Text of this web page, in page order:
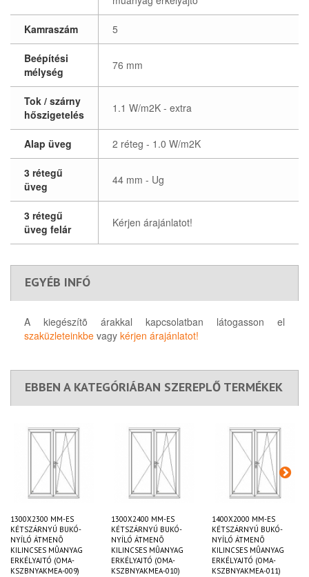
Kamraszám 5
Beépítési
mélység
76 mm
Tok / szárny
hőszigetelés
1.1 W/m2K - extra
Alap üveg 2 réteg - 1.0 W/m2K
3 rétegű
üveg
44 mm - Ug
3 rétegű
üveg felár
Kérjen árajánlatot!
EGYÉB INFÓ
A kiegészítõ árakkal kapcsolatban látogasson el
szaküzleteinkbe vagy kérjen árajánlatot!
EBBEN A KATEGÓRIÁBAN SZEREPLŐ TERMÉKEK
1300X2300 MM-ES
KÉTSZÁRNYÚ BUKÓ-
NYÍLÓ ÁTMENÕ
KILINCSES MÛANYAG
ERKÉLYAJTÓ (OMA-
KSZBNYAKMEA-009)
1300X2400 MM-ES
KÉTSZÁRNYÚ BUKÓ-
NYÍLÓ ÁTMENÕ
KILINCSES MÛANYAG
ERKÉLYAJTÓ (OMA-
KSZBNYAKMEA-010)
1400X2000 MM-ES
KÉTSZÁRNYÚ BUKÓ-
NYÍLÓ ÁTMENÕ
KILINCSES MÛANYAG
ERKÉLYAJTÓ (OMA-
KSZBNYAKMEA-011)